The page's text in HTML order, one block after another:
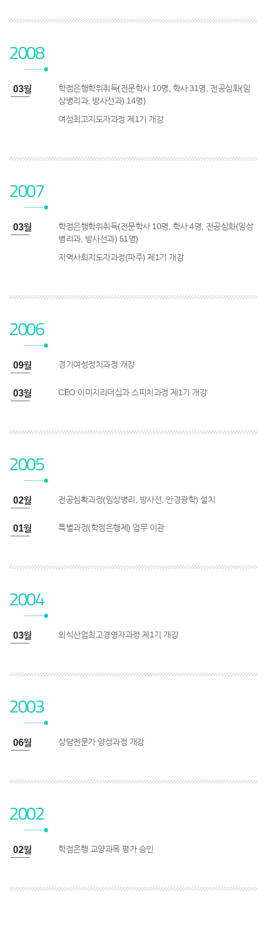
2008
03월
학점은행학위취득(전문학사 10명, 학사 31명, 전공심화(임
상병리과, 방사선과) 14명)
여성최고지도자과정 제1기 개강
2007
03월
학점은행학위취득(전문학사 10명, 학사 4명, 전공심화(임상
병리과, 방사선과) 51명)
지역사회지도자과정(파주) 제1기 개강
2006
09월 경기여성정치과정 개강
03월 CEO 이미지리더십과 스피치과정 제1기 개강
2005
02월 전공심확과정(임상병리, 방사선, 안경광학) 설치
01월 특별과정(학점은행제) 업무 이관
2004
03월 외식산업최고경영자과정 제1기 개강
2003
06월 상담전문가 양성과정 개강
2002
02월 학점은행 교양과목 평가 승인